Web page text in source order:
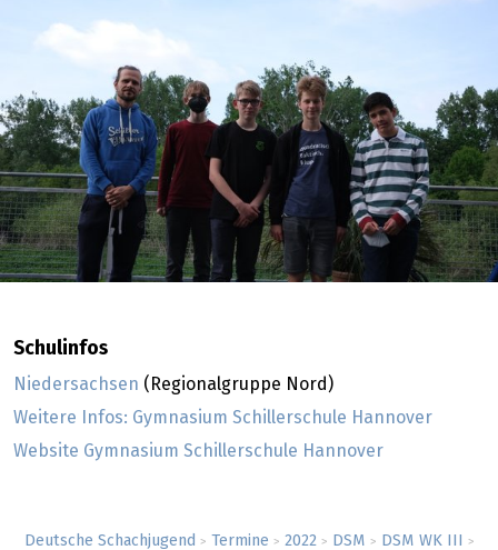
Deutsche Schachjugend > Termine > 2022 > DSM > DSM WK III >
Schulinfos
Niedersachsen (Regionalgruppe Nord)
Weitere Infos: Gymnasium Schillerschule Hannover
Website Gymnasium Schillerschule Hannover